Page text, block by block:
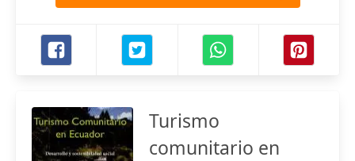
Turismo
comunitario en